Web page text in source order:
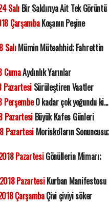
SalıBir Saldırıya Ait Tek Görüntü
ÇarşambaKoşanın Peşine
SalıMümin Müteahhid; Fahrettin
CumaAydınlık Yarınlar
PazartesiSürüleştiren Vaatler
PerşembeO kadar çok yoğundu ki...
PazartesiBüyük Kafes Günleri
PazartesiMorisko'ların Sonuncusu;
PazartesiGönüllerin Mimarı;
PazartesiKurban Manifestosu
ÇarşambaÇivi çiviyi söker